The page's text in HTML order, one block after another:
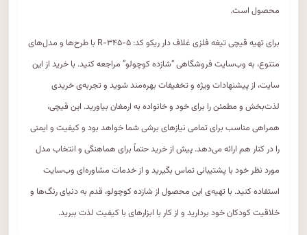
محصول است.
برای تهیه قیچی تیغه فلزی غلاف دار ریکو کد: R-۳۴۵-۵ با طرح‌ها و مدل‌های
متنوع، به وب‌سایت فروشگاهی “شازده کوچولو” مراجعه کنید. با خرید از این
سایت، از پیشنهادات ویژه و تخفیفات بهره‌مند شوید و تجربه‌ی خریدی
لذت‌بخش و مطمئن را برای خود و خانواده به ارمغان بیاورید. این قیچی،
همراهی مناسب برای تمامی نیازهای برشی شما خواهد بود و کیفیت و ایمنی
را در کنار هم ارائه می‌دهد. پیش از خرید حتماً برای هماهنگی و انتخاب مدل
مورد نظر خود با پشتیبانی تماس بگیرید و از خدمات مشاوره‌ای وب‌سایت
استفاده کنید. با تهیه‌ی این محصول از شازده کوچولو، قدم به دنیای رنگ‌ها و
خلاقیت کودکان خود بردارید و از کار با ابزارهای با کیفیت لذت ببرید.